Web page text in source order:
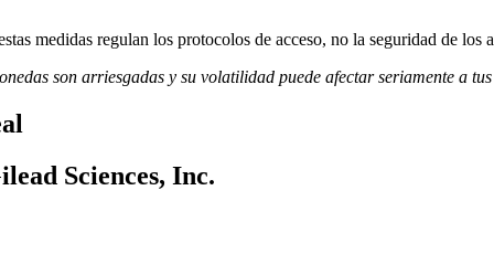
medidas regulan los protocolos de acceso, no la seguridad de los
son arriesgadas y su volatilidad puede afectar seriamente a
Sciences, Inc.